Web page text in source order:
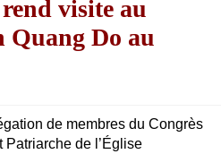
visite au
Quang Do au
de membres du Congrès
de l’Église